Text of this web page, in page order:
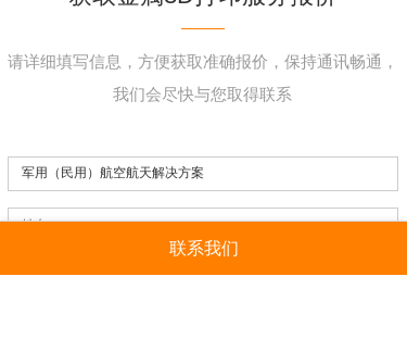
请详细填写信息，方便获取准确报价，保持通讯畅通，
我们会尽快与您取得联系
联系我们